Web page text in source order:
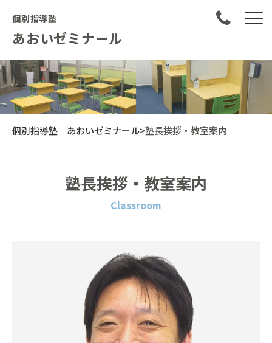
個別指導塾
あおいゼミナール
個別指導塾 あおいゼミナール>塾長挨拶・教室案内
塾長挨拶・教室案内
Classroom